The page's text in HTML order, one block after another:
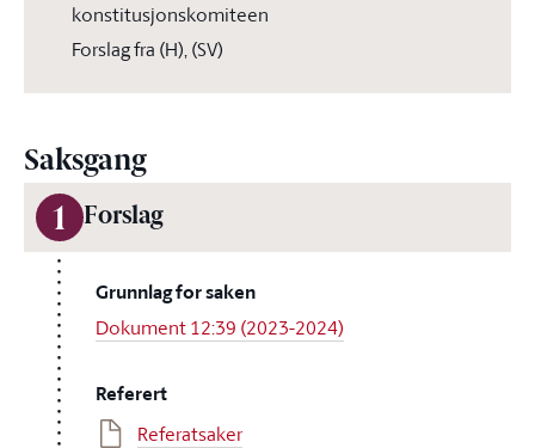
konstitusjonskomiteen
Forslag fra (H), (SV)
Saksgang
1 Forslag
Grunnlag for saken
Dokument 12:39 (2023-2024)
Referert
Referatsaker